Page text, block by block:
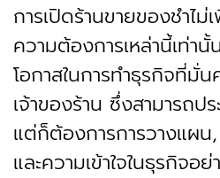
การเปิดร้านขายของชำไ
ความต้องการเหล่านี้เท่า
โอกาสในการทำธุรกิจที่มั่
เจ้าของร้าน ซึ่งสามารถป
แต่ก็ต้องการการวางแผน
และความเข้าใจในธุรกิจอ